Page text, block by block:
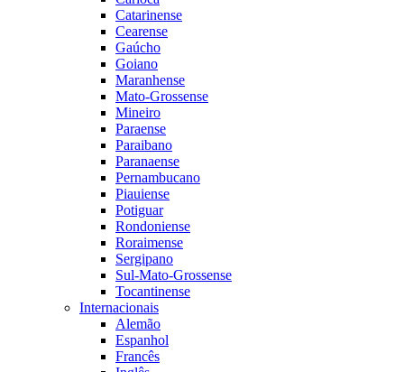
Catarinense
Cearense
Gaúcho
Goiano
Maranhense
Mato-Grossense
Mineiro
Paraense
Paraibano
Paranaense
Pernambucano
Piauiense
Potiguar
Rondoniense
Roraimense
Sergipano
Sul-Mato-Grossense
Tocantinense
Internacionais
Alemão
Espanhol
Francês